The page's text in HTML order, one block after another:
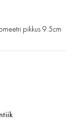
pikkus 9.5cm